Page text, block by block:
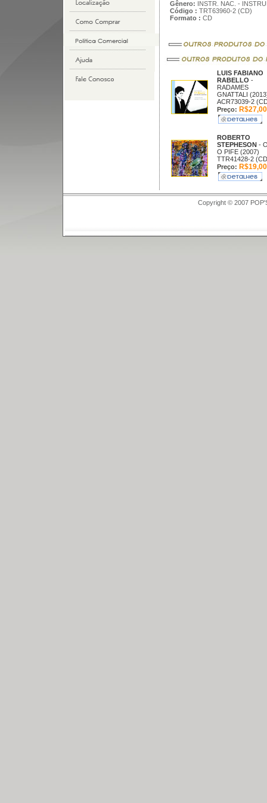
Gênero: INSTR. NAC. -
Código : TRT63960-2 (CD)
Formato : CD
LUIS FABIANO
RABELLO -
RADAMES
GNATTALI
ACR73039-2
Preço: R$27,00
ROBERTO
STEPHESON -
O PIFE (2007)
TTR41428-2
Preço: R$19,00
Copyright © 2007